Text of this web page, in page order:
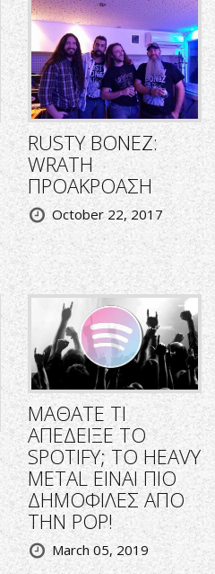
RUSTY BONEZ:
WRATH
ΠΡΟΑΚΡΟΑΣΗ
October 22, 2017
ΜΑΘΑΤΕ ΤΙ
ΑΠΕΔΕΙΞΕ ΤΟ
SPOTIFY; ΤΟ HEAVY
METAL ΕΙΝΑΙ ΠΙΟ
ΔΗΜΟΦΙΛΕΣ ΑΠΟ
ΤΗΝ POP!
March 05, 2019